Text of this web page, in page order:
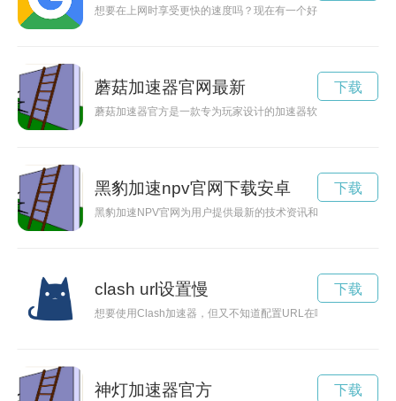
想要在上网时享受更快的速度吗？现在有一个好消息要告诉你
蘑菇加速器官网最新
蘑菇加速器官方是一款专为玩家设计的加速器软件，能够有效
下载
黑豹加速npv官网下载安卓
黑豹加速NPV官网为用户提供最新的技术资讯和产品信息，助
下载
clash url设置慢
想要使用Clash加速器，但又不知道配置URL在哪里？本文将为
下载
神灯加速器官方 下载